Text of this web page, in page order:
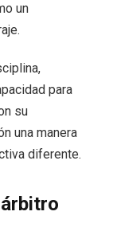
un
para
su
una manera
diferente.